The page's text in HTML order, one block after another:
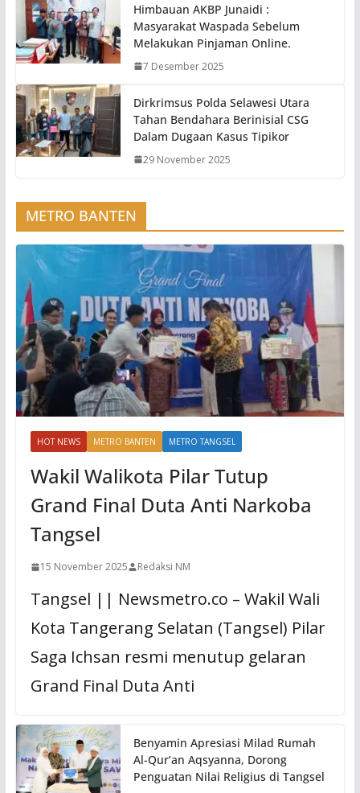
Himbauan AKBP Junaidi :
Masyarakat Waspada Sebelum
Melakukan Pinjaman Online.
7 Desember 2025
Dirkrimsus Polda Selawesi Utara
Tahan Bendahara Berinisial CSG
Dalam Dugaan Kasus Tipikor
29 November 2025
METRO BANTEN
HOT NEWS METRO BANTEN METRO TANGSEL
Wakil Walikota Pilar Tutup
Grand Final Duta Anti Narkoba
Tangsel
15 November 2025 Redaksi NM
Tangsel || Newsmetro.co – Wakil Wali
Kota Tangerang Selatan (Tangsel) Pilar
Saga Ichsan resmi menutup gelaran
Grand Final Duta Anti
Benyamin Apresiasi Milad Rumah
Al-Qur’an Aqsyanna, Dorong
Penguatan Nilai Religius di Tangsel